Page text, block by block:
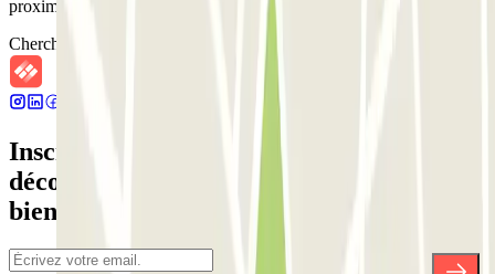
proximité que nous vous proposons.
Chercher des parkings à proximité
Inscrivez-vous à notre newsletter et
découvrez des réductions, des concours et
bien d'autres surprises.